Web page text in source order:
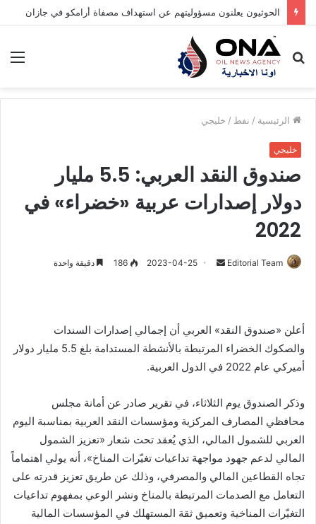
الحوثيون يعلنون مسؤوليتهم عن استهداف مصفاة أرامكو في جازان
بحث
الرئيسية / نفط / خليجي
خليجي
صندوق النقد العربي: 5.5 مليار
دولار إصدارات عربية «خضراء» في
2022
Editorial Team
ب
ر
ا
إ
ل
ت
ر
ن
2023-04-25
186 دقيقة واحدة
أعلن «صندوق النقد» العربي أن إجمالي إصدارات السندات
والصكوك الخضراء المرتبطة بالأنشطة المستدامة بلغ 5.5 مليار دولار
أميركي عام 2022 في الدول العربية.
وذكر الصندوق يوم الثلاثاء، في تقرير صادر عن أمانة مجلس
محافظي المصارف المركزية ومؤسسات النقد العربية بمناسبة اليوم
العربي للشمول المالي، الذي يُعقد تحت شعار «تعزيز الشمول
المالي لدعم جهود مواجهة تداعيات تغيّرات المناخ»، أنه يولي اهتماماً
تجاه القطاعين المالي والمصرفي، وذلك عن طريق تعزيز قدرته على
التعامل مع الصدمات المرتبطة بالمناخ ونشر الوعي بمفهوم تداعيات
التغيّرات المناخية وتعميق ثقة المستهلك في المؤسسات المالية